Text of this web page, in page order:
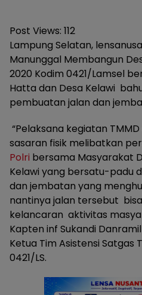
Post Views: 112
Lampung Selatan,
Manunggal Membangun
2020 Kodim 0421/Lamsel
Hatta dan Desa Kelawi
pembuatan jalan dan
“Pelaksana kegiatan
sasaran fisik melibatkan
Polri bersama Masyarakat
Kelawi yang bersatu-padu
dan jembatan yang
nantinya jalan tersebut
kelancaran aktivitas
Kapten inf Sukandi
Ketua Tim Asistensi Satgas
0421/LS.